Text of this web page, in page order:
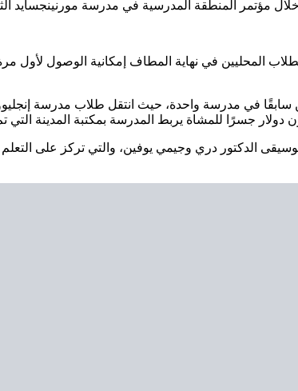
مؤتمر المنطقة المدرسية في مدرسة مورنينجسايد
المحليين في نهاية المطاف إمكانية الوصول
في مدرسة واحدة، حيث انتقل طلاب مدرسة إنجليوود
الدكتور دري وجيمي يوفين، والتي تركز على التعلم